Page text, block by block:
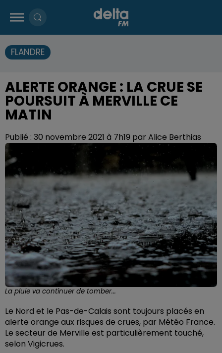
FLANDRE
ALERTE ORANGE : LA CRUE SE
POURSUIT À MERVILLE CE
MATIN
Publié : 30 novembre 2021 à 7h19 par Alice Berthias
La pluie va continuer de tomber...
Le Nord et le Pas-de-Calais sont toujours placés en
alerte orange aux risques de crues, par Météo France.
Le secteur de Merville est particulièrement touché,
selon Vigicrues.